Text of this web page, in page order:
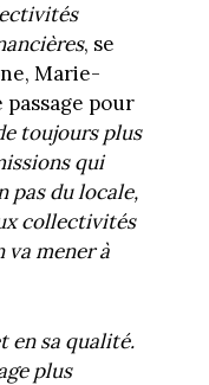
, se
Marie-
pour
toujours plus
qui
pas du locale,
collectivités
va mener à
en sa qualité.
plus